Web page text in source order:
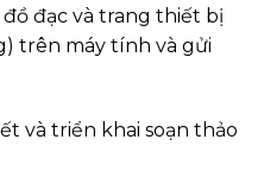
đạc và trang thiết bị
trên máy tính và gửi
và triển khai soạn thảo